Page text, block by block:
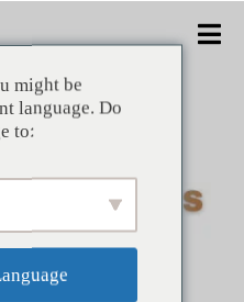
might be
language. Do
to: